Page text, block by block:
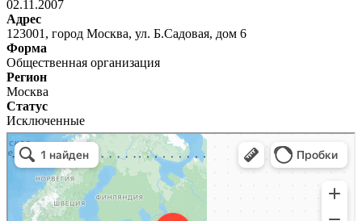
02.11.2007
Адрес
123001, город Москва, ул. Б.Садовая, дом 6
Форма
Общественная организация
Регион
Москва
Статус
Исключенные